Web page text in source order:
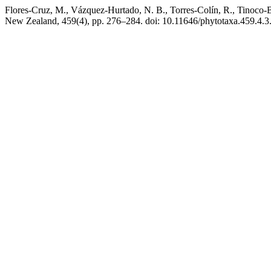
Flores-Cruz, M., Vázquez-Hurtado, N. B., Torres-Colín, R.,
New Zealand, 459(4), pp. 276–284. doi: 10.11646/phytotaxa.459.4.3.